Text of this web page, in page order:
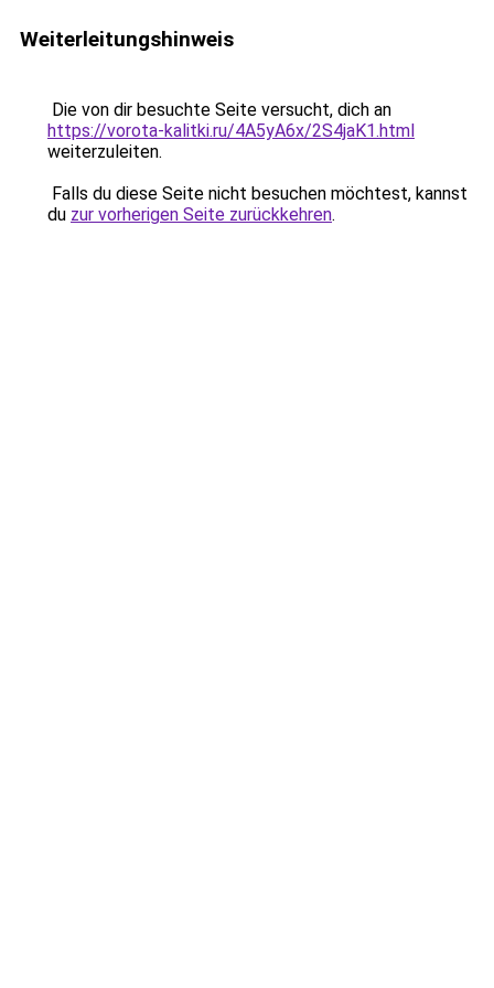
Weiterleitungshinweis
Die von dir besuchte Seite versucht, dich an
https://vorota-kalitki.ru/4A5yA6x/2S4jaK1.html
weiterzuleiten.
Falls du diese Seite nicht besuchen möchtest, kannst
du zur vorherigen Seite zurückkehren.